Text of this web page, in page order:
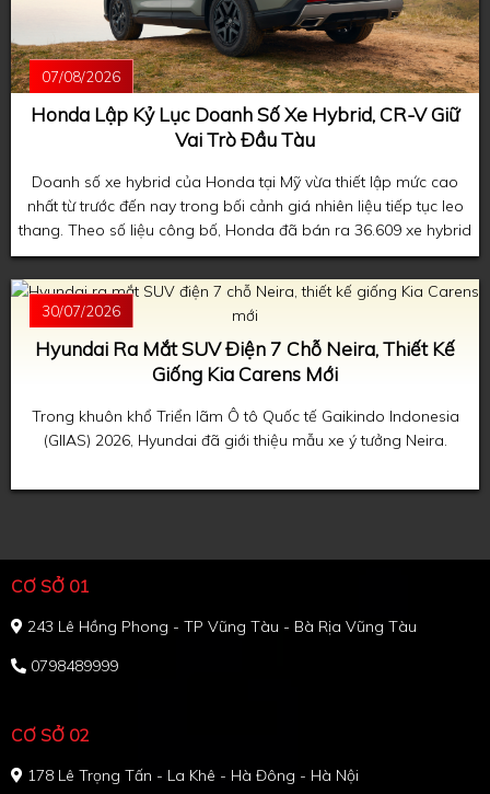
07/08/2026
Honda Lập Kỷ Lục Doanh Số Xe Hybrid, CR-V Giữ
Vai Trò Đầu Tàu
Doanh số xe hybrid của Honda tại Mỹ vừa thiết lập mức cao
nhất từ trước đến nay trong bối cảnh giá nhiên liệu tiếp tục leo
thang. Theo số liệu công bố, Honda đã bán ra 36.609 xe hybrid
trong tháng 7, phản ánh xu hướng người tiêu dùng ngày càng
ưu tiên các mẫu xe tiết kiệm nhiên liệu khi giá xăng duy trì ở
mức cao.
30/07/2026
Hyundai Ra Mắt SUV Điện 7 Chỗ Neira, Thiết Kế
Giống Kia Carens Mới
Trong khuôn khổ Triển lãm Ô tô Quốc tế Gaikindo Indonesia
(GIIAS) 2026, Hyundai đã giới thiệu mẫu xe ý tưởng Neira.
CƠ SỞ 01
243 Lê Hồng Phong - TP Vũng Tàu - Bà Rịa Vũng Tàu
0798489999
CƠ SỞ 02
178 Lê Trọng Tấn - La Khê - Hà Đông - Hà Nội